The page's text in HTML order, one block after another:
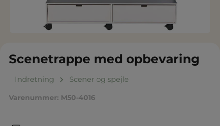
Scenetrappe med opbevaring
Indretning Scener og spejle
Varenummer: M50-4016